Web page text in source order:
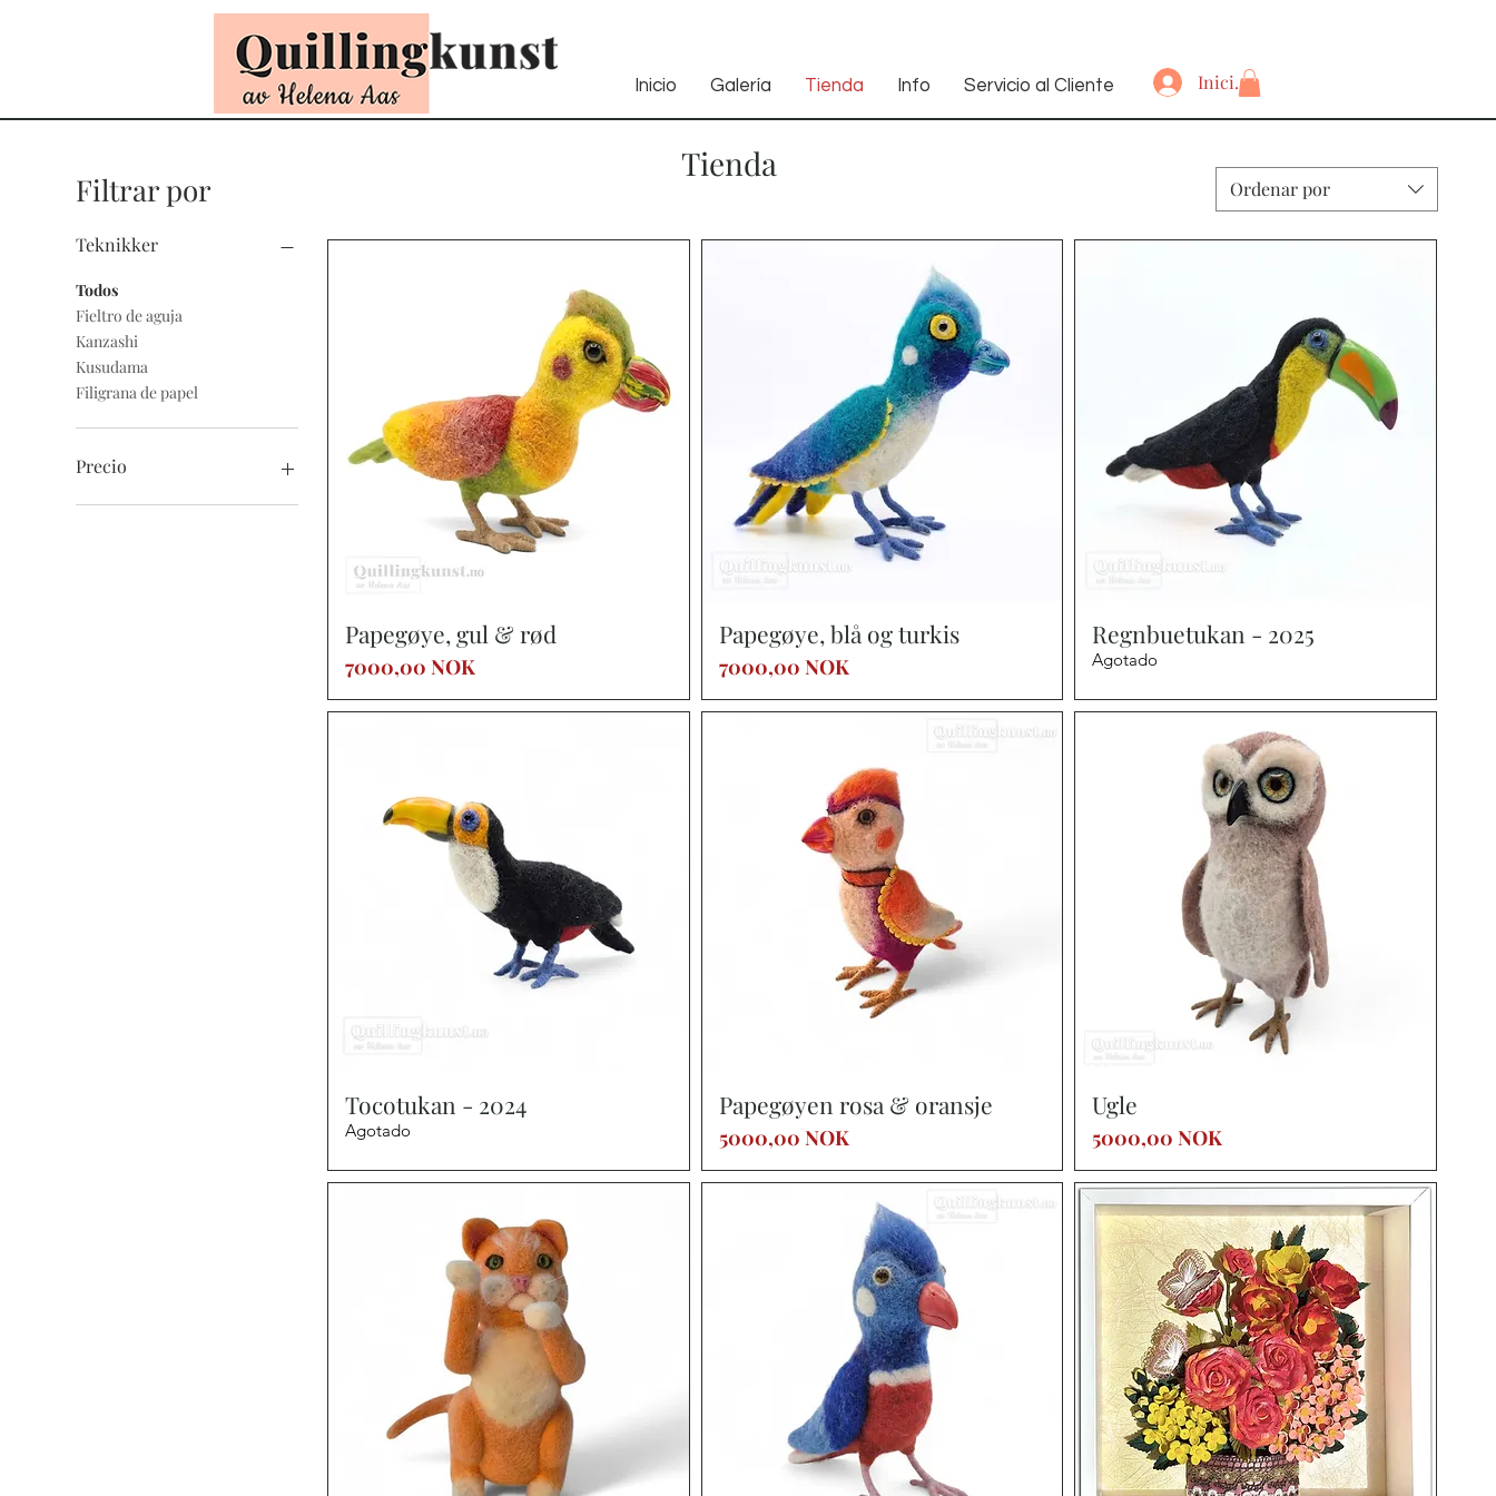
Inicio Galería Tienda Info Servicio al Cliente Iniciar sesión
Tienda
Filtrar por
Teknikker
Todos
Fieltro de aguja
Kanzashi
Kusudama
Filigrana de papel
Precio
Ordenar por
Vista rápida
Papegøye, gul & rød
Precio
7000,00 NOK
Vista rápida
Papegøye, blå og turkis
Precio
7000,00 NOK
Vista rápida
Regnbuetukan - 2025
Agotado
Vista rápida
Tocotukan - 2024
Agotado
Vista rápida
Papegøyen rosa & oransje
Precio
5000,00 NOK
Ugle
Precio
5000,00 NOK